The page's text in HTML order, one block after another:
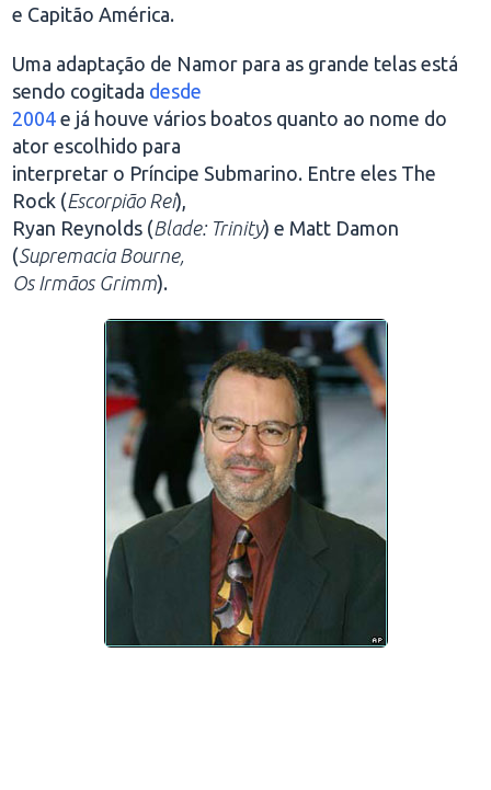
e Capitão América.
Uma adaptação de Namor para as grande telas está
sendo cogitada desde
2004 e já houve vários boatos quanto ao nome do
ator escolhido para
interpretar o Príncipe Submarino. Entre eles The
Rock (Escorpião Rei),
Ryan Reynolds (Blade: Trinity) e Matt Damon
(Supremacia Bourne,
Os Irmãos Grimm).